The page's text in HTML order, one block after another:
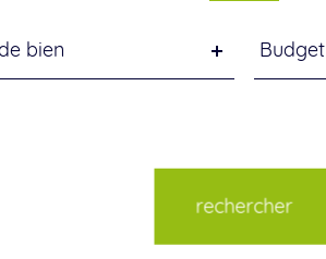
bien Budget
rechercher